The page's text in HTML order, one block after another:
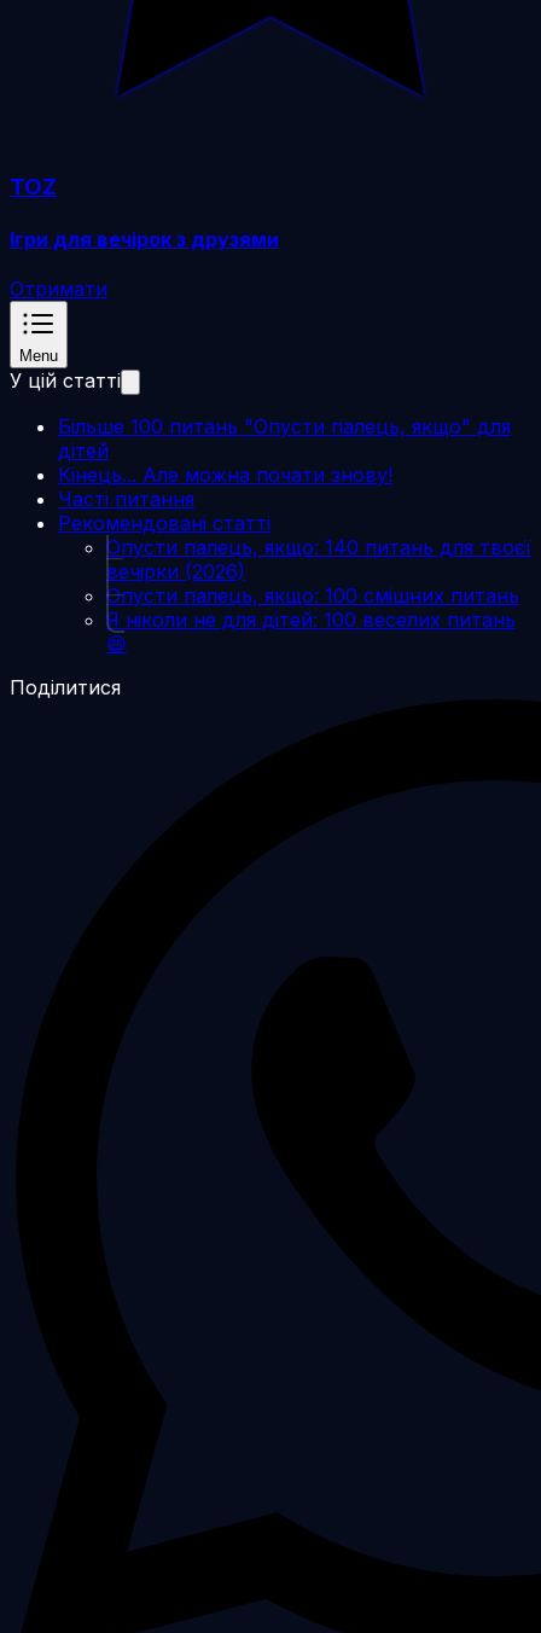
TOZ
Ігри для вечірок з друзями
Отримати
Menu
У цій статті
Більше 100 питань "Опусти палець, якщо" для
дітей
Кінець... Але можна почати знову!
Часті питання
Рекомендовані статті
Опусти палець, якщо: 140 питань для твоєї
вечірки (2026)
Опусти палець, якщо: 100 смішних питань
Я ніколи не для дітей: 100 веселих питань
😄
Поділитися